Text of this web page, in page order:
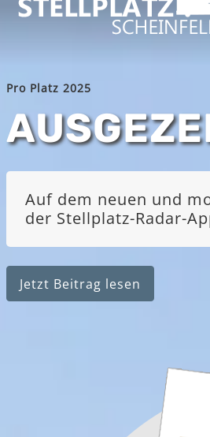
Pro Platz 2025
Auf dem neuen und
der Stellplatz-Radar-
Jetzt Beitrag lesen